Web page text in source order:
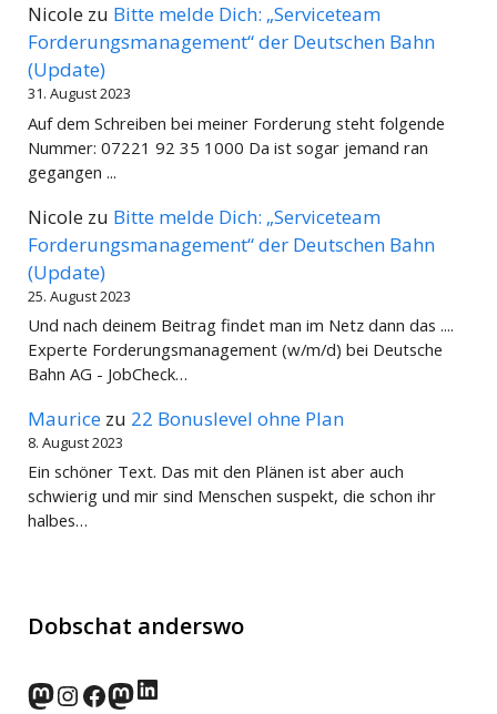
Nicole zu Bitte melde Dich: „Serviceteam
Forderungsmanagement“ der Deutschen Bahn
(Update)
31. August 2023
Auf dem Schreiben bei meiner Forderung steht folgende
Nummer: 07221 92 35 1000 Da ist sogar jemand ran
gegangen ...
Nicole zu Bitte melde Dich: „Serviceteam
Forderungsmanagement“ der Deutschen Bahn
(Update)
25. August 2023
Und nach deinem Beitrag findet man im Netz dann das ....
Experte Forderungsmanagement (w/m/d) bei Deutsche
Bahn AG - JobCheck…
Maurice zu 22 Bonuslevel ohne Plan
8. August 2023
Ein schöner Text. Das mit den Plänen ist aber auch
schwierig und mir sind Menschen suspekt, die schon ihr
halbes…
Dobschat anderswo
norden.social
Instagram
Facebook
wp-punks.social
LinkedIn